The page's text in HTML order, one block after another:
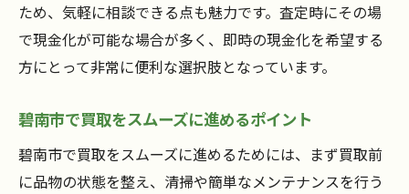
ため、気軽に相談できる点も魅力です。査定時にその場
で現金化が可能な場合が多く、即時の現金化を希望する
方にとって非常に便利な選択肢となっています。
碧南市で買取をスムーズに進めるポイント
碧南市で買取をスムーズに進めるためには、まず買取前
に品物の状態を整え、清掃や簡単なメンテナンスを行う